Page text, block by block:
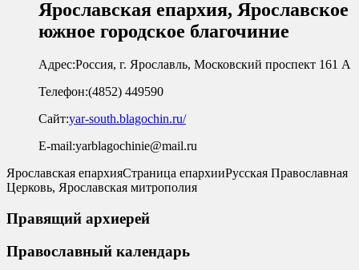
Ярославская епархия, Ярославское
южное городское благочиние
Адрес:Россия, г. Ярославль, Московский проспект 161 А
Телефон:(4852) 449590
Сайт:yar-south.blagochin.ru/
E-mail:yarblagochinie@mail.ru
Ярославская епархияСтраница епархииРусская Православная
Церковь, Ярославская митрополия
Правящий архиерей
Православный календарь